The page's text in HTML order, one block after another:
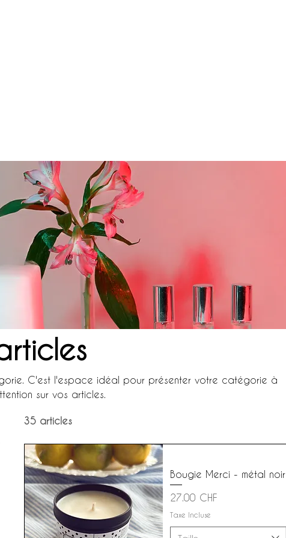
C'est l'espace idéal pour présenter votre catégorie à
sur vos articles.
35 articles
Bougie Merci - métal noir
Prix
27.00 CHF
Taxe Incluse